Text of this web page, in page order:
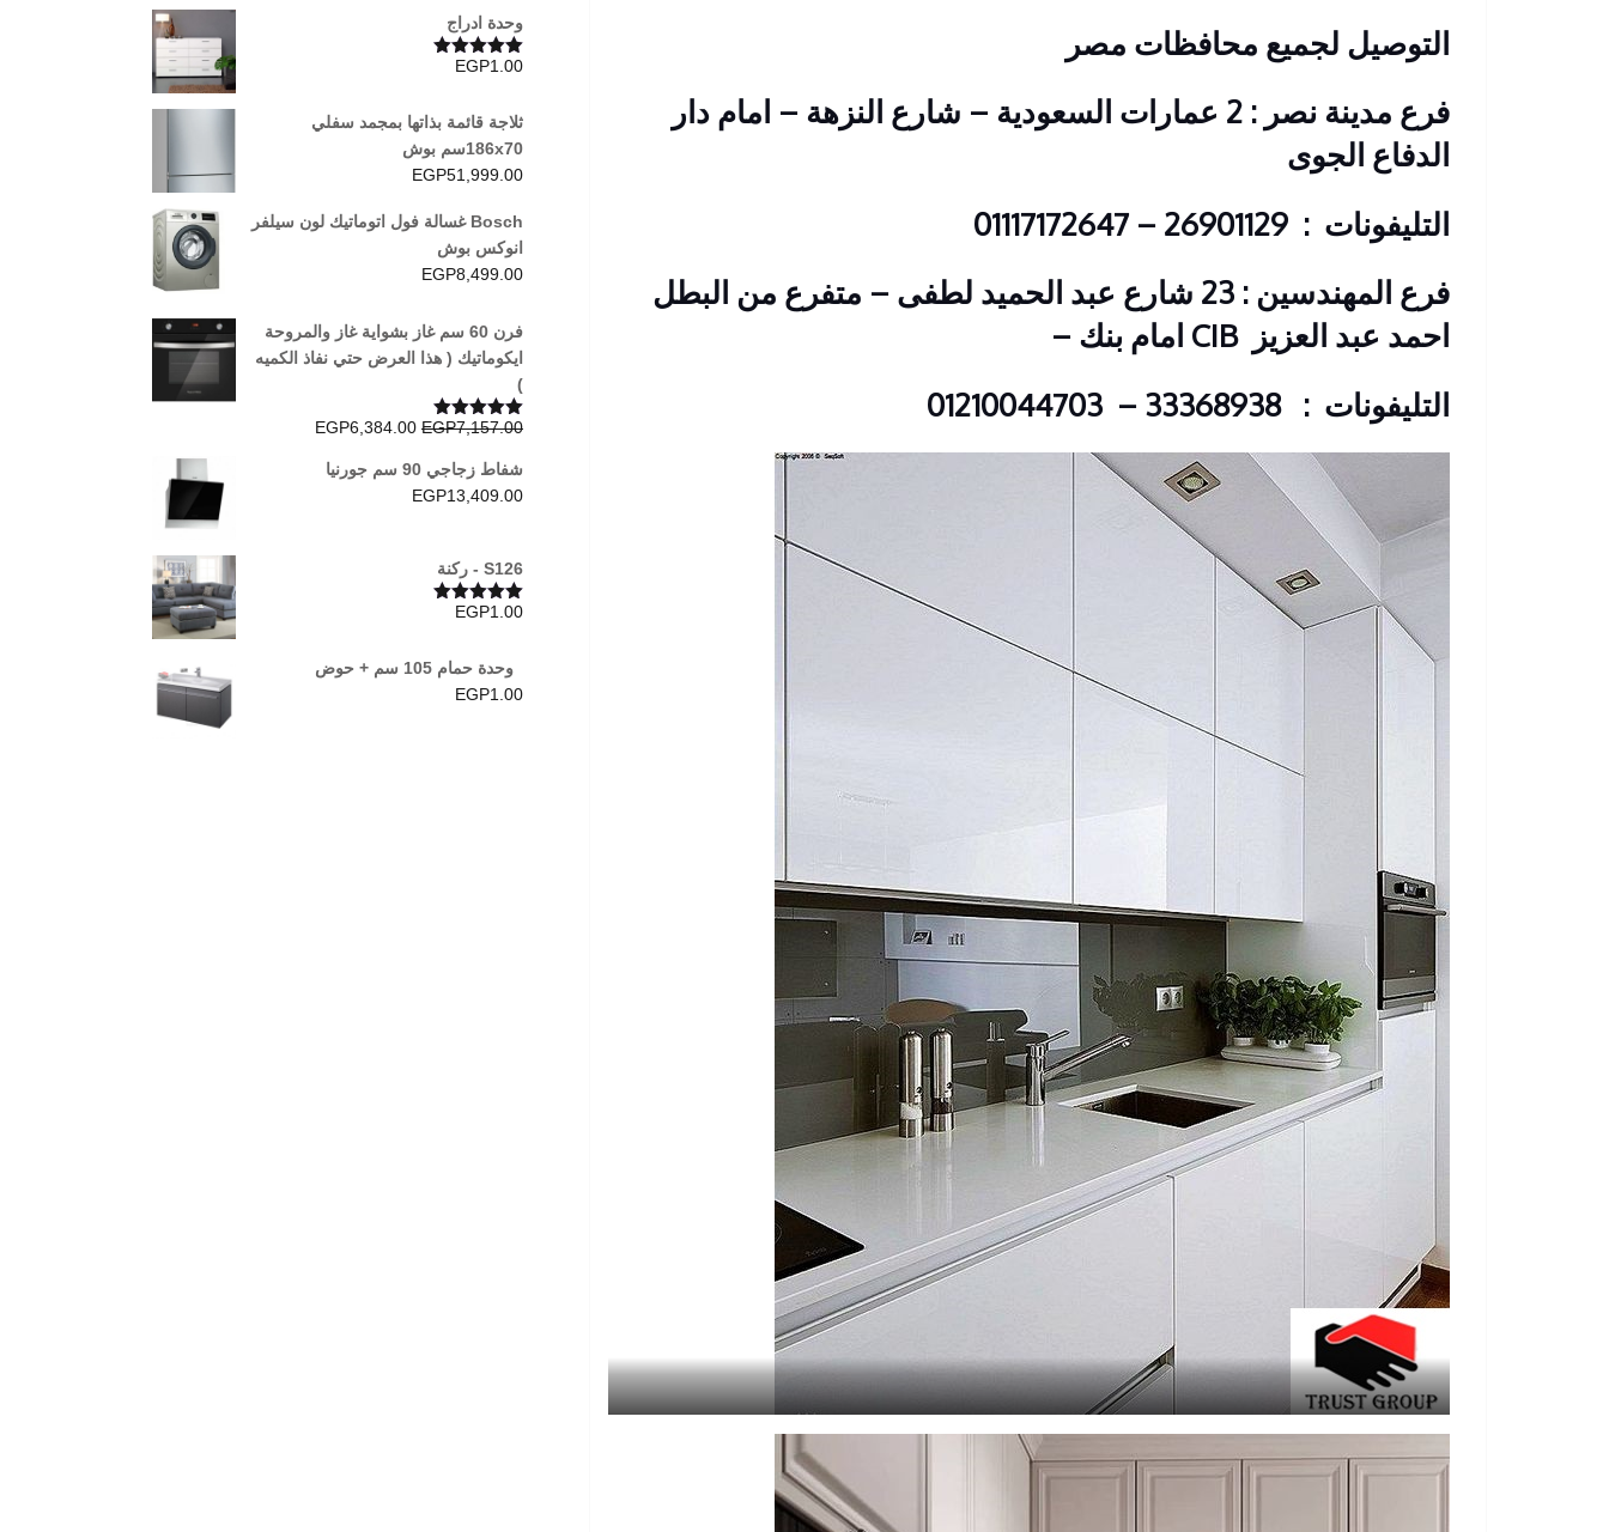
التوصيل لجميع محافظات مصر
فرع مدينة نصر : 2 عمارات السعودية – شارع النزهة – امام دار
الدفاع الجوى
التليفونات : 26901129 – 01117172647
فرع المهندسين : 23 شارع عبد الحميد لطفى – متفرع من البطل
احمد عبد العزيز CIB امام بنك
–
التليفونات : 33368938 – 01210044703
وحدة ادراج
تم التقييم
EGP1.00
ثلاجة قائمة بذاتها بمجمد سفلي
186x70سم بوش
EGP51,999.00
Bosch غسالة فول اتوماتيك لون سيلفر
انوكس بوش
EGP8,499.00
فرن 60 سم غاز بشواية غاز والمروحة
ايكوماتيك ( هذا العرض حتي نفاذ الكميه
)
تم التقييمEGP7,157.00
السعر
هو:
EGP7,157.00.
EGP6,384.00
EGP6,384.00.
شفاط زجاجي 90 سم جورنيا
EGP13,409.00
S126 - ركنة
تم التقييم
EGP1.00
وحدة حمام 105 سم + حوض
EGP1.00